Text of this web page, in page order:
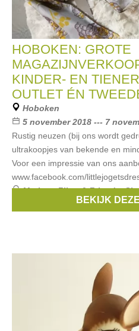
HOBOKEN: GROTE
KINDER- EN
OUTLET ÉN
Hoboken
5 november 2018 --- 7
Rustig neuzen (bij ons wordt
ultrakoopjes van bekende en
Voor een impressie van ons
www.facebook.com/
Merken:Filou & Friends,
Van Hassels, ...
BEKIJK